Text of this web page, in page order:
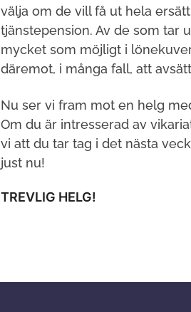
välja om de vill få ut hela
tjänstepension. Av de som tar
mycket som möjligt i
däremot, i många fall, att
Nu ser vi fram mot en helg
Om du är intresserad av
vi att du tar tag i det nästa
just nu!
TREVLIG HELG!